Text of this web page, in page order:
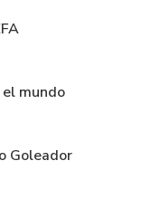
el mundo
Goleador